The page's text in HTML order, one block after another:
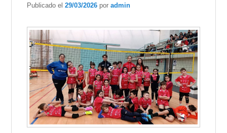
Publicado el29/03/2026 poradmin